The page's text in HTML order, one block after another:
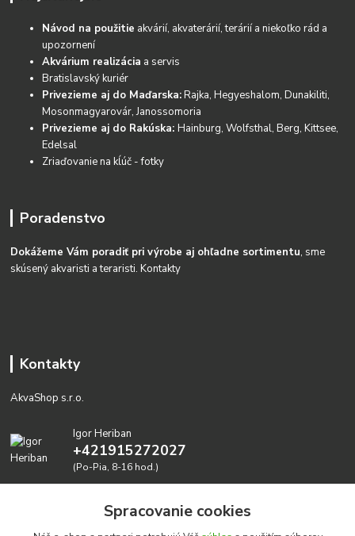
Návod na použitie akvárií, akvaterárií, terárií a niekoľko rád a
upozornení
Akvárium realizácia a servis
Bratislavský kuriér
Privezieme aj do Maďarska:Rajka, Hegyeshalom, Dunakiliti,
Mosonmagyarovár, Janossomoria
Privezieme aj do Rakúska:Hainburg, Wolfsthal, Berg, Kittsee,
Edelsal
Zriaďovanie na kĺúč - fotky
Poradenstvo
Dokážeme Vám poradiť pri výrobe aj ohľadne sortimentu, sme
skúsený akvaristi a teraristi.Kontakty
Kontakty
AkvaShop s.r.o.
Igor Heriban
+421915272027
(Po-Pia, 8-16 hod.)
Spracovanie cookies